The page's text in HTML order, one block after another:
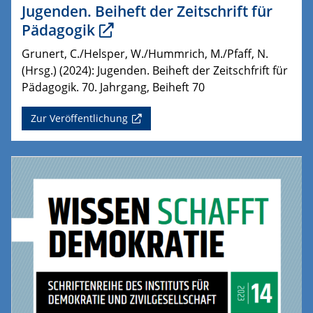
Jugenden. Beiheft der Zeitschrift für
Pädagogik
Grunert, C./Helsper, W./Hummrich, M./Pfaff, N.
(Hrsg.) (2024): Jugenden. Beiheft der Zeitschfrift für
Pädagogik. 70. Jahrgang, Beiheft 70
Zur Veröffentlichung